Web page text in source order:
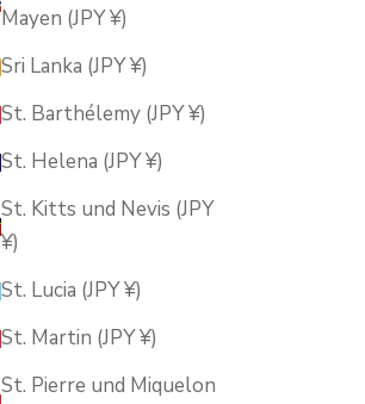
Mayen (JPY ¥)
Sri Lanka (JPY ¥)
St. Barthélemy (JPY ¥)
St. Helena (JPY ¥)
St. Kitts und Nevis (JPY
¥)
St. Lucia (JPY ¥)
St. Martin (JPY ¥)
St. Pierre und Miquelon